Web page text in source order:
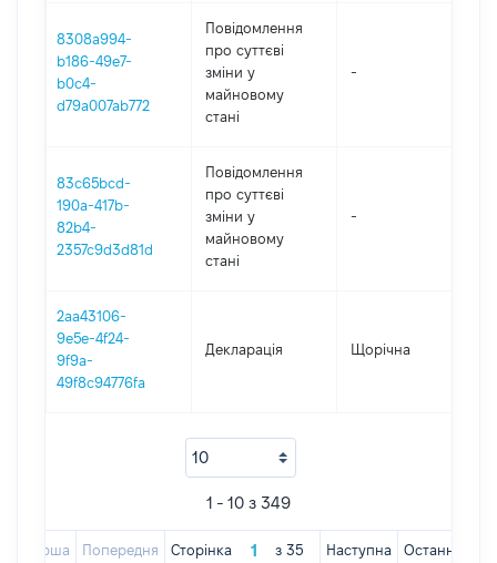
8308a994-
b186-49e7-
b0c4-
d79a007ab772
Повідомлення
про суттєві
зміни y
майновому
стані
-
83c65bcd-
190a-417b-
82b4-
2357c9d3d81d
Повідомлення
про суттєві
зміни y
майновому
стані
-
2aa43106-
9e5e-4f24-
9f9a-
49f8c94776fa
Декларація Щорічна
1 - 10 з 349
Перша Попередня Сторінка з 35 Наступна Остання